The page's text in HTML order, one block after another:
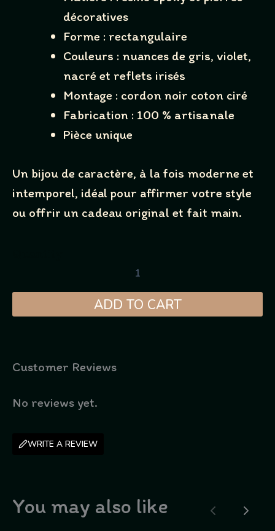
décoratives
Forme : rectangulaire
Couleurs : nuances de gris, violet,
nacré et reflets irisés
Montage : cordon noir coton ciré
Fabrication : 100 % artisanale
Pièce unique
Un bijou de caractère, à la fois moderne et
intemporel, idéal pour affirmer votre style
ou offrir un cadeau original et fait main.
ADD TO CART
Customer Reviews
No reviews yet.
WRITE A REVIEW
You may also like
PreviousNext